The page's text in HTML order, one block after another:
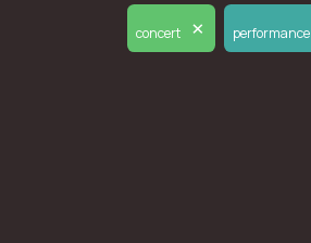
concert × performance